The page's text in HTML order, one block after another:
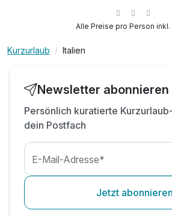
kulinarischen Trattoria in der
inkl. Begrüßungsgetränk
inkl. W-LAN Nutzung
Alle Preise pro Person inkl.
Kurzurlaub Italien
Newsletter abonnieren
Persönlich kuratierte
dein Postfach
E-Mail-Adresse*
Jetzt abonnieren